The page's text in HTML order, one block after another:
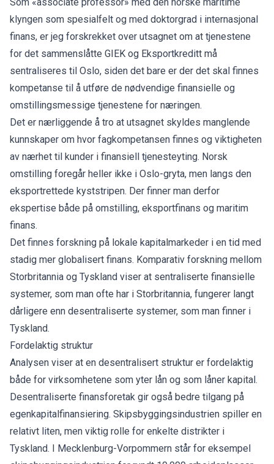
klyngen som spesialfelt og med doktorgrad i internasjonal
finans, er jeg forskrekket over utsagnet om at tjenestene
for det sammenslåtte GIEK og Eksportkreditt må
sentraliseres til Oslo, siden det bare er der det skal finnes
kompetanse til å utføre de nødvendige finansielle og
omstillingsmessige tjenestene for næringen.
Det er nærliggende å tro at utsagnet skyldes manglende
kunnskaper om hvor fagkompetansen finnes og viktigheten
av nærhet til kunder i finansiell tjenesteyting. Norsk
omstilling foregår heller ikke i Oslo-gryta, men langs den
eksportrettede kyststripen. Der finner man derfor
ekspertise både på omstilling, eksportfinans og maritim
finans.
Det finnes forskning på lokale kapitalmarkeder i en tid med
stadig mer globalisert finans. Komparativ forskning mellom
Storbritannia og Tyskland viser at sentraliserte finansielle
systemer, som man ofte har i Storbritannia, fungerer langt
dårligere enn desentraliserte systemer, som man finner i
Tyskland.
Fordelaktig struktur
Analysen viser at en desentralisert struktur er fordelaktig
både for virksomhetene som yter lån og som låner kapital.
Desentraliserte finansforetak gir også bedre tilgang på
egenkapitalfinansiering. Skipsbyggingsindustrien spiller en
relativt liten, men viktig rolle for enkelte distrikter i
Tyskland. I Mecklenburg-Vorpommern står for eksempel